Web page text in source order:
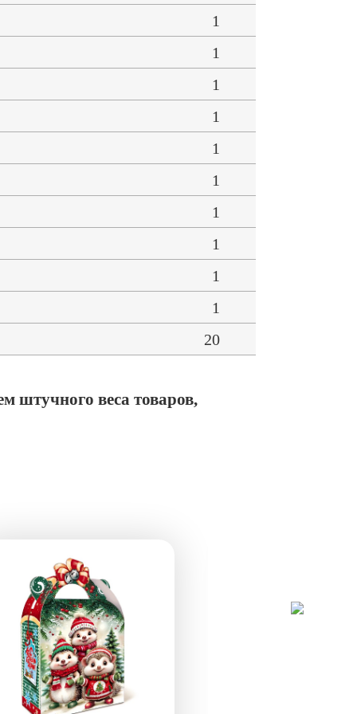
1
1
1
1
1
1
1
1
1
1
20
штучного веса товаров,